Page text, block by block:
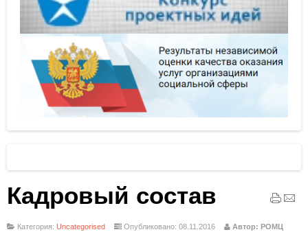
Кадровый состав
Категория: Uncategorised Опубликовано: 08.11.2016 Автор: РОМЦ